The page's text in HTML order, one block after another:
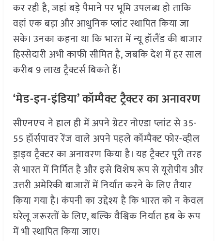
कर रही है, जहां बड़े पैमाने पर भूमि उपलब्ध हो ताकि
वहां एक बड़ा और आधुनिक प्लांट स्थापित किया जा
सके। उनका कहना था कि भारत में न्यू हॉलैंड की बाजार
हिस्सेदारी अभी काफी सीमित है, जबकि देश में हर साल
करीब 9 लाख ट्रैक्टर्स बिकते हैं।
‘मेड-इन-इंडिया’ कॉम्पैक्ट ट्रैक्टर का अनावरण
सीएनएच ने हाल ही में अपने ग्रेटर नोएडा प्लांट से 35-
55 हॉर्सपावर रेंज वाले अपने पहले कॉम्पैक्ट फोर-व्हील
ड्राइव ट्रैक्टर का अनावरण किया है। यह ट्रैक्टर पूरी तरह
से भारत में निर्मित है और इसे विशेष रूप से यूरोपीय और
उत्तरी अमेरिकी बाजारों में निर्यात करने के लिए तैयार
किया गया है। कंपनी का उद्देश्य है कि भारत को न केवल
घरेलू जरूरतों के लिए, बल्कि वैश्विक निर्यात हब के रूप
में भी स्थापित किया जाए।